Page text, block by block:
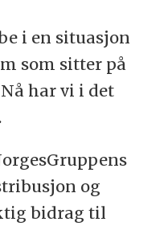
i en situasjon
som sitter på
har vi i det
og
bidrag til